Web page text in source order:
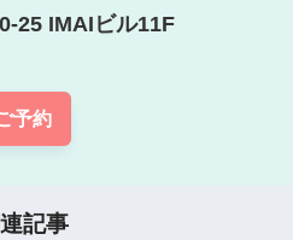
25 IMAIビル11F
予約
記事